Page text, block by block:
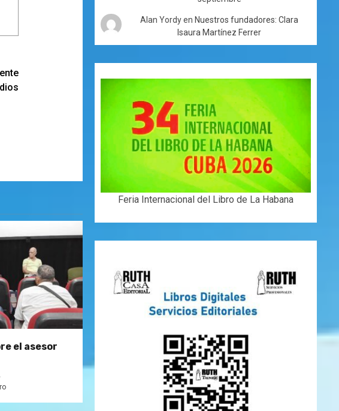
el asesor
Alan Yordyen Nuestros fundadores: Clara
Isaura Martínez Ferrer
Feria Internacional del Libro de La Habana